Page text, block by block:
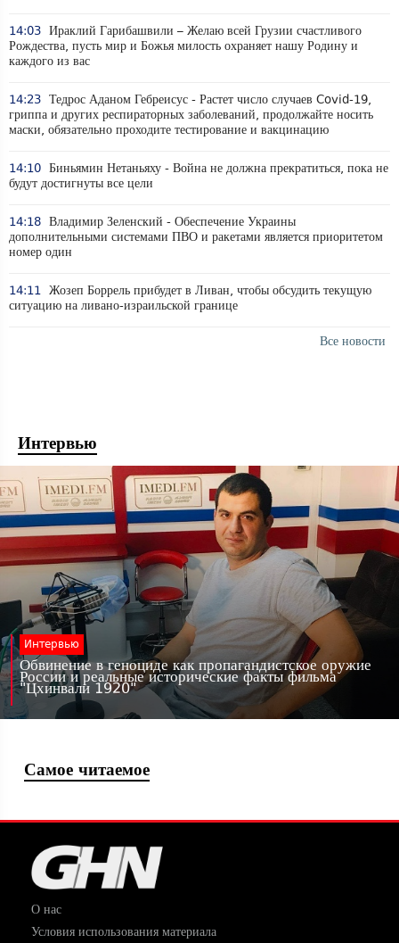
14:03 Ираклий Гарибашвили – Желаю всей Грузии счастливого
Рождества, пусть мир и Божья милость охраняет нашу Родину и
каждого из вас
14:23 Тедрос Аданом Гебреисус - Растет число случаев Covid-19,
гриппа и других респираторных заболеваний, продолжайте носить
маски, обязательно проходите тестирование и вакцинацию
14:10 Биньямин Нетаньяху - Война не должна прекратиться, пока не
будут достигнуты все цели
14:18 Владимир Зеленский - Обеспечение Украины
дополнительными системами ПВО и ракетами является приоритетом
номер один
14:11 Жозеп Боррель прибудет в Ливан, чтобы обсудить текущую
ситуацию на ливано-израильской границе
Все новости
Интервью
Интервью
Обвинение в геноциде как пропагандистское оружие
России и реальные исторические факты фильма
"Цхинвали 1920"
Самое читаемое
О нас
Условия использования материала